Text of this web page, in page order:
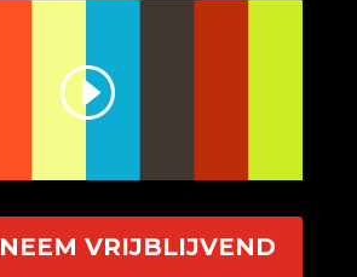
NEEM VRIJBLIJVEND